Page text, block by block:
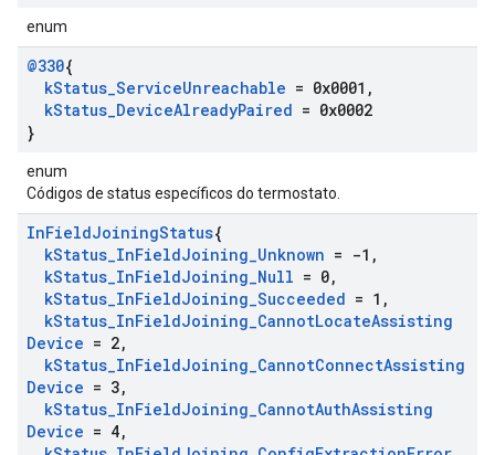
enum
@330{
kStatus_ServiceUnreachable = 0x0001 ,
kStatus_DeviceAlreadyPaired = 0x0002
}
enum
Códigos de status específicos do termostato.
InFieldJoiningStatus{
kStatus_InFieldJoining_Unknown = -1 ,
kStatus_InFieldJoining_Null = 0,
kStatus_InFieldJoining_Succeeded = 1 ,
kStatus_InFieldJoining_CannotLocateAssisting
Device = 2,
kStatus_InFieldJoining_CannotConnectAssisting
Device = 3,
kStatus_InFieldJoining_CannotAuthAssisting
Device = 4,